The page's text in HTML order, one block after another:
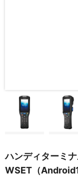
ハンディターミ
WSET（